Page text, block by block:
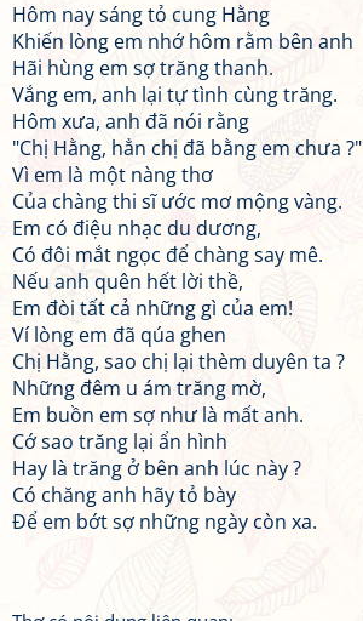
Hôm nay sáng tỏ cung Hằng
Khiến lòng em nhớ hôm rằm bên anh
Hãi hùng em sợ trăng thanh.
Vắng em, anh lại tự tình cùng trăng.
Hôm xưa, anh đã nói rằng
"Chị Hằng, hẳn chị đã bằng em chưa ?"
Vì em là một nàng thơ
Của chàng thi sĩ ước mơ mộng vàng.
Em có điệu nhạc du dương,
Có đôi mắt ngọc để chàng say mê.
Nếu anh quên hết lời thề,
Em đòi tất cả những gì của em!
Ví lòng em đã qúa ghen
Chị Hằng, sao chị lại thèm duyên ta ?
Những đêm u ám trăng mờ,
Em buồn em sợ như là mất anh.
Cớ sao trăng lại ẩn hình
Hay là trăng ở bên anh lúc này ?
Có chăng anh hãy tỏ bày
Để em bớt sợ những ngày còn xa.